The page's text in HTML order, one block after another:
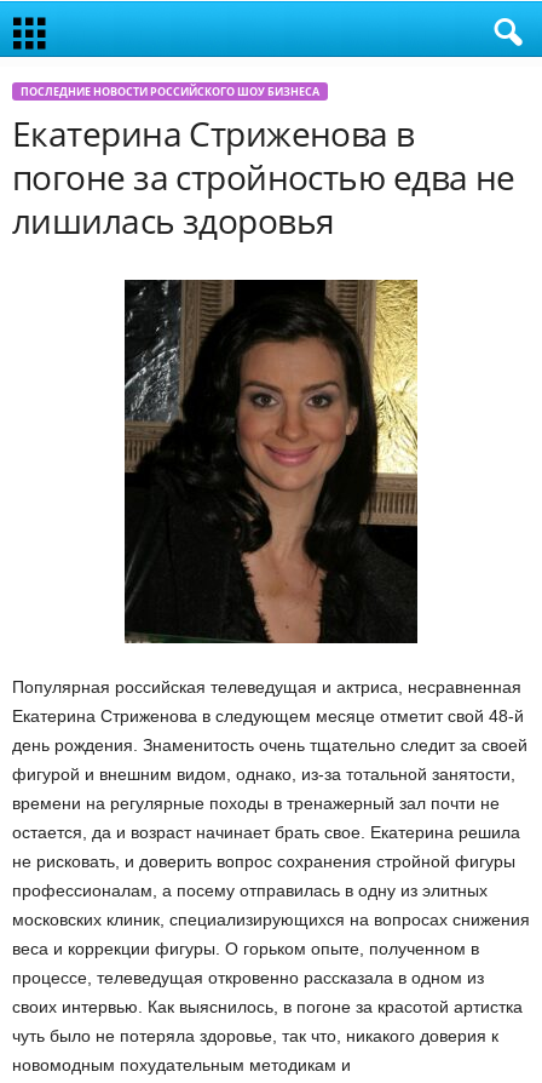
ПОСЛЕДНИЕ НОВОСТИ РОССИЙСКОГО ШОУ БИЗНЕСА
Екатерина Стриженова в
погоне за стройностью едва не
лишилась здоровья
Популярная российская телеведущая и актриса, несравненная
Екатерина Стриженова в следующем месяце отметит свой 48-й
день рождения. Знаменитость очень тщательно следит за своей
фигурой и внешним видом, однако, из-за тотальной занятости,
времени на регулярные походы в тренажерный зал почти не
остается, да и возраст начинает брать свое. Екатерина решила
не рисковать, и доверить вопрос сохранения стройной фигуры
профессионалам, а посему отправилась в одну из элитных
московских клиник, специализирующихся на вопросах снижения
веса и коррекции фигуры. О горьком опыте, полученном в
процессе, телеведущая откровенно рассказала в одном из
своих интервью. Как выяснилось, в погоне за красотой артистка
чуть было не потеряла здоровье, так что, никакого доверия к
новомодным похудательным методикам и